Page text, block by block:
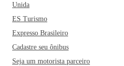
Unida
ES Turismo
Expresso Brasileiro
Cadastre seu ônibus
Seja um motorista parceiro